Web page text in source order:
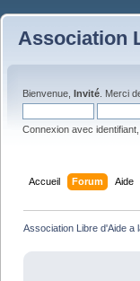
Association
Bienvenue, Invité . Merci
Connexion avec
Accueil Forum Aide
Association Libre d'Aide a